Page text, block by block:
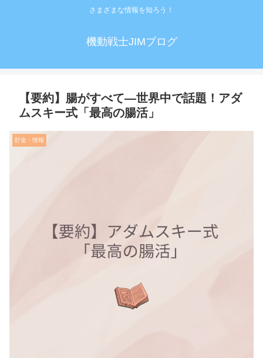
さまざまな情報を知ろう！
機動戦士JIMブログ
【要約】腸がすべて―世界中で話題！アダ
ムスキー式「最高の腸活」
貯金・情報